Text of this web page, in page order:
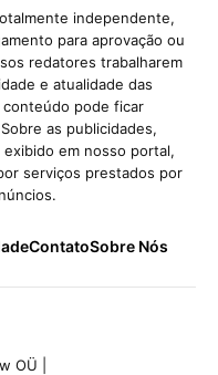
independente,
para aprovação ou
redatores trabalharem
e atualidade das
pode ficar
as publicidades,
em nosso portal,
serviços prestados por
ContatoSobre Nós
OÜ |